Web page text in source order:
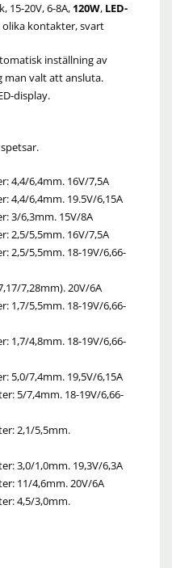
15-20V, 6-8A, 120W, LED-
kontakter, svart
inställning av
man valt att ansluta.
display.
4,4/6,4mm. 16V/7,5A
4,4/6,4mm. 19.5V/6,15A
3/6,3mm. 15V/8A
2,5/5,5mm. 16V/7,5A
2,5/5,5mm. 18-19V/6,66-
7,28mm). 20V/6A
1,7/5,5mm. 18-19V/6,66-
1,7/4,8mm. 18-19V/6,66-
5,0/7,4mm. 19,5V/6,15A
5/7,4mm. 18-19V/6,66-
2,1/5,5mm.
3,0/1,0mm. 19,3V/6,3A
11/4,6mm. 20V/6A
4,5/3,0mm.